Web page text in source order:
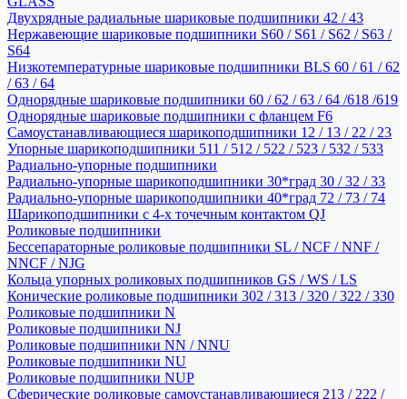
Двухрядные радиальные шариковые подшипники 42 / 43
Нержавеющие шариковые подшипники S60 / S61 / S62 / S63 /
S64
Низкотемпературные шариковые подшипники BLS 60 / 61 / 62
/ 63 / 64
Однорядные шариковые подшипники 60 / 62 / 63 / 64 /618 /619
Однорядные шариковые подшипники с фланцем F6
Самоустанавливающиеся шарикоподшипники 12 / 13 / 22 / 23
Упорные шарикоподшипники 511 / 512 / 522 / 523 / 532 / 533
Радиально-упорные подшипники
Радиально-упорные шарикоподшипники 30*град 30 / 32 / 33
Радиально-упорные шарикоподшипники 40*град 72 / 73 / 74
Шарикоподшипники с 4-х точечным контактом QJ
Роликовые подшипники
Бессепараторные роликовые подшипники SL / NCF / NNF /
NNCF / NJG
Кольца упорных роликовых подшипников GS / WS / LS
Конические роликовые подшипники 302 / 313 / 320 / 322 / 330
Роликовые подшипники N
Роликовые подшипники NJ
Роликовые подшипники NN / NNU
Роликовые подшипники NU
Роликовые подшипники NUP
Сферические роликовые самоустанавливающиеся 213 / 222 /